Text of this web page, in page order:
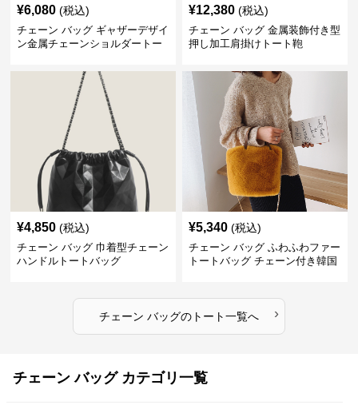
¥6,080 (税込)
チェーン バッグ ギャザーデザイ
ン金属チェーンショルダートー
¥12,380 (税込)
チェーン バッグ 金属装飾付き型
押し加工肩掛けトート鞄
¥4,850 (税込)
チェーン バッグ 巾着型チェーン
ハンドルトートバッグ
¥5,340 (税込)
チェーン バッグ ふわふわファー
トートバッグ チェーン付き韓国
チェーン バッグのトート一覧へ ›
チェーン バッグ カテゴリ一覧